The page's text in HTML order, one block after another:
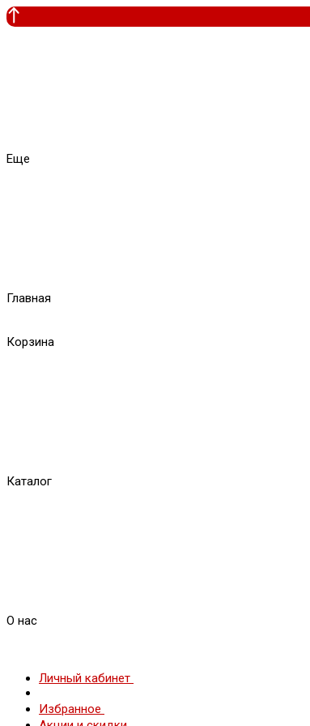
Еще
Главная
Корзина
Каталог
О нас
Личный кабинет
Избранное